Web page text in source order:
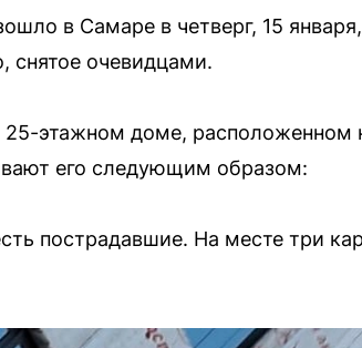
в Самаре в четверг, 15
снятое очевидцами.
этажном доме, расположенном
его следующим образом:
пострадавшие. На месте три